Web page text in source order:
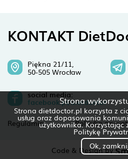
Strona
Strona dietdoctor.pl korzysta z
usług oraz dopasowania
użytkownika. Korzystając
Politykę
Ok,
KONTAKT
Piękna 21/11,
50-505 Wrocław
social media:
facebook.pl/dietdoctor
Regulamin Polityka
Code & Design by